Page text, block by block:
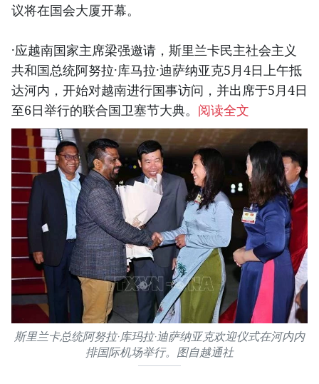
议将在国会大厦开幕。
·应越南国家主席梁强邀请，斯里兰卡民主社会主义
共和国总统阿努拉·库马拉·迪萨纳亚克5月4日上午抵
达河内，开始对越南进行国事访问，并出席于5月4日
至6日举行的联合国卫塞节大典。 阅读全文
斯里兰卡总统阿努拉·库玛拉·迪萨纳亚克欢迎仪式在河内内
排国际机场举行。图自越通社